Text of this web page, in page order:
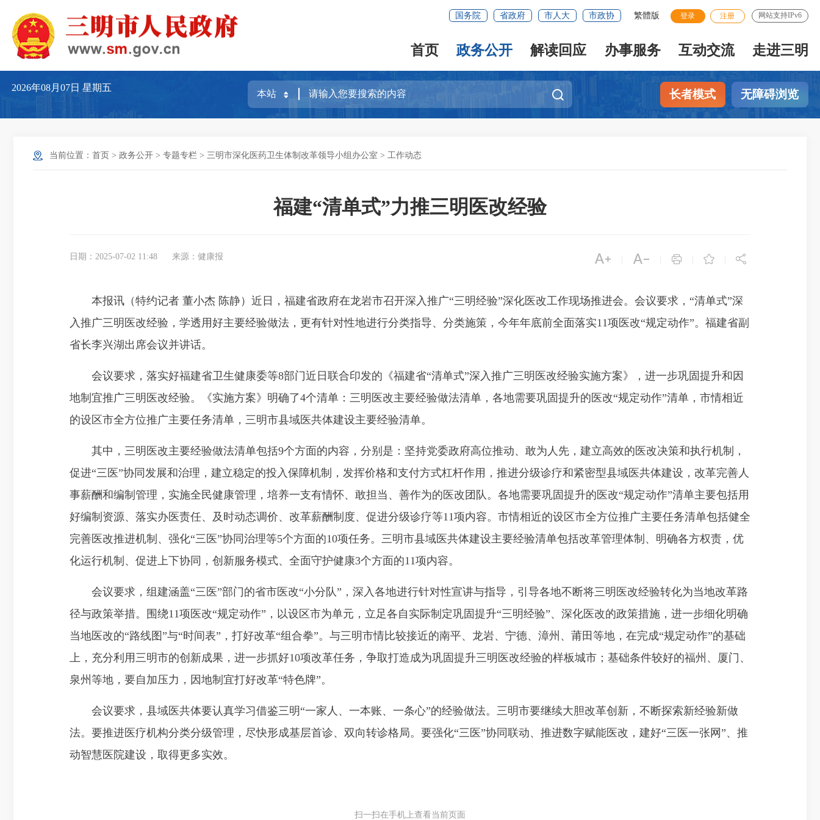
国务院 省政府 市人大 市政协 繁體版 登录 注册 网站支持IPv6
首页 政务公开 解读回应 办事服务 互动交流 走进三明
2026年08月07日星期五
长者模式 无障碍浏览
当前位置： 首页 > 政务公开 > 专题专栏 > 三明市深化医药卫生体制改革领导小组办公室 > 工作动态
福建“清单式”力推三明医改经验
日期：2025-07-02 11:48 来源：健康报     
本报讯（特约记者 董小杰 陈静） 近日，福建省政府在龙岩市召开深入推广“三明经验”深化医改工作现场推进会。会议要求，“清单式”深
入推广三明医改经验，学透用好主要经验做法，更有针对性地进行分类指导、分类施策，今年年底前全面落实11项医改“规定动作”。福建省副
省长李兴湖出席会议并讲话。
会议要求，落实好福建省卫生健康委等8部门近日联合印发的《福建省“清单式”深入推广三明医改经验实施方案》，进一步巩固提升和因
地制宜推广三明医改经验。《实施方案》明确了4个清单：三明医改主要经验做法清单，各地需要巩固提升的医改“规定动作”清单，市情相近
的设区市全方位推广主要任务清单，三明市县域医共体建设主要经验清单。
其中，三明医改主要经验做法清单包括9个方面的内容，分别是：坚持党委政府高位推动、敢为人先，建立高效的医改决策和执行机制，
促进“三医”协同发展和治理，建立稳定的投入保障机制，发挥价格和支付方式杠杆作用，推进分级诊疗和紧密型县域医共体建设，改革完善人
事薪酬和编制管理，实施全民健康管理，培养一支有情怀、敢担当、善作为的医改团队。各地需要巩固提升的医改“规定动作”清单主要包括用
好编制资源、落实办医责任、及时动态调价、改革薪酬制度、促进分级诊疗等11项内容。市情相近的设区市全方位推广主要任务清单包括健全
完善医改推进机制、强化“三医”协同治理等5个方面的10项任务。三明市县域医共体建设主要经验清单包括改革管理体制、明确各方权责，优
化运行机制、促进上下协同，创新服务模式、全面守护健康3个方面的11项内容。
会议要求，组建涵盖“三医”部门的省市医改“小分队”，深入各地进行针对性宣讲与指导，引导各地不断将三明医改经验转化为当地改革路
径与政策举措。围绕11项医改“规定动作”，以设区市为单元，立足各自实际制定巩固提升“三明经验”、深化医改的政策措施，进一步细化明确
当地医改的“路线图”与“时间表”，打好改革“组合拳”。与三明市情比较接近的南平、龙岩、宁德、漳州、莆田等地，在完成“规定动作”的基础
上，充分利用三明市的创新成果，进一步抓好10项改革任务，争取打造成为巩固提升三明医改经验的样板城市；基础条件较好的福州、厦门、
泉州等地，要自加压力，因地制宜打好改革“特色牌”。
会议要求，县域医共体要认真学习借鉴三明“一家人、一本账、一条心”的经验做法。三明市要继续大胆改革创新，不断探索新经验新做
法。要推进医疗机构分类分级管理，尽快形成基层首诊、双向转诊格局。要强化“三医”协同联动、推进数字赋能医改，建好“三医一张网”、推
动智慧医院建设，取得更多实效。
扫一扫在手机上查看当前页面